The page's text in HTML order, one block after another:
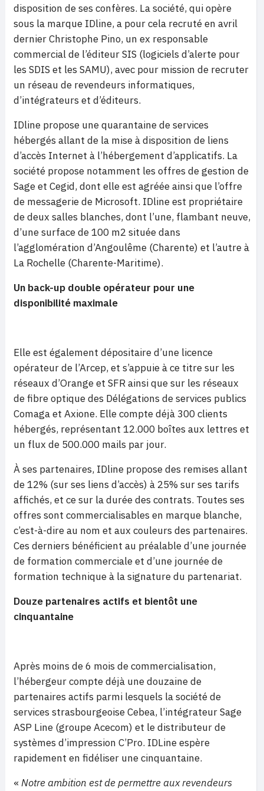
disposition de ses confères. La société, qui opère
sous la marque IDline, a pour cela recruté en avril
dernier Christophe Pino, un ex responsable
commercial de l’éditeur SIS (logiciels d’alerte pour
les SDIS et les SAMU), avec pour mission de recruter
un réseau de revendeurs informatiques,
d’intégrateurs et d’éditeurs.
IDline propose une quarantaine de services
hébergés allant de la mise à disposition de liens
d’accès Internet à l’hébergement d’applicatifs. La
société propose notamment les offres de gestion de
Sage et Cegid, dont elle est agréée ainsi que l’offre
de messagerie de Microsoft. IDline est propriétaire
de deux salles blanches, dont l’une, flambant neuve,
d’une surface de 100 m2 située dans
l’agglomération d’Angoulême (Charente) et l’autre à
La Rochelle (Charente-Maritime).
Un back-up double opérateur pour une
disponibilité maximale
Elle est également dépositaire d’une licence
opérateur de l’Arcep, et s’appuie à ce titre sur les
réseaux d’Orange et SFR ainsi que sur les réseaux
de fibre optique des Délégations de services publics
Comaga et Axione. Elle compte déjà 300 clients
hébergés, représentant 12.000 boîtes aux lettres et
un flux de 500.000 mails par jour.
À ses partenaires, IDline propose des remises allant
de 12% (sur ses liens d’accès) à 25% sur ses tarifs
affichés, et ce sur la durée des contrats. Toutes ses
offres sont commercialisables en marque blanche,
c’est-à-dire au nom et aux couleurs des partenaires.
Ces derniers bénéficient au préalable d’une journée
de formation commerciale et d’une journée de
formation technique à la signature du partenariat.
Douze partenaires actifs et bientôt une
cinquantaine
Après moins de 6 mois de commercialisation,
l’hébergeur compte déjà une douzaine de
partenaires actifs parmi lesquels la société de
services strasbourgeoise Cebea, l’intégrateur Sage
ASP Line (groupe Acecom) et le distributeur de
systèmes d’impression C’Pro. IDLine espère
rapidement en fidéliser une cinquantaine.
« Notre ambition est de permettre aux revendeurs